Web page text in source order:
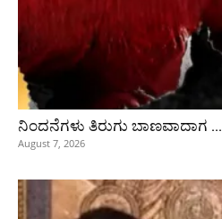
ನಿಂದನೆಗಳು ತಿರುಗು ಬಾಣವಾದಾಗ …
August 7, 2026